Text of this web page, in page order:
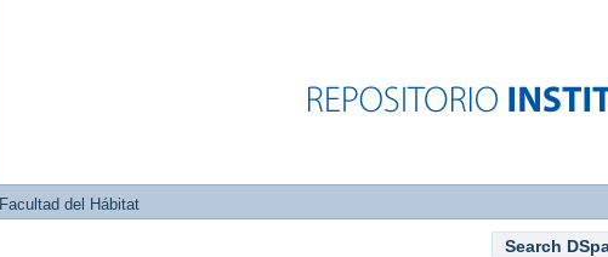
Facultad del Hábitat
Search